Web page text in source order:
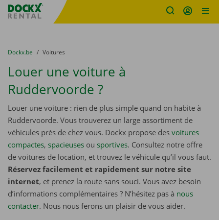
sitename
You are here:
du
Dockx.be to
Voitures
Louer une voiture à
Ruddervoorde ?
Louer une voiture : rien de plus simple quand on habite à
Ruddervoorde. Vous trouverez un large assortiment de
véhicules près de chez vous. Dockx propose des voitures
compactes, spacieuses ou sportives. Consultez notre offre
de voitures de location, et trouvez le véhicule qu’il vous faut.
Réservez facilement et rapidement sur notre site
internet, et prenez la route sans souci. Vous avez besoin
d’informations complémentaires ? N’hésitez pas à nous
contacter. Nous nous ferons un plaisir de vous aider.